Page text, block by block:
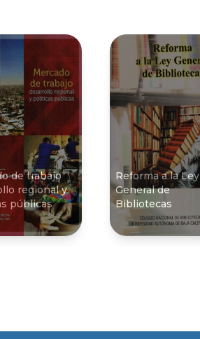
de trabajo
regional y
públicas
Reforma a la Ley
General de
Bibliotecas